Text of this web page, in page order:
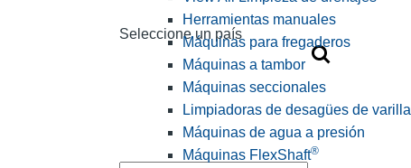
Seleccione un país
Herramientas manuales
Máquinas para fregaderos
Máquinas a tambor
Máquinas seccionales
Limpiadoras de desagües de varilla
Máquinas de agua a presión
Máquinas FlexShaft®